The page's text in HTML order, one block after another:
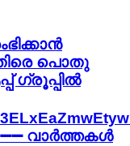
പൊതു
ഗ്രൂപ്പില്‍
വാർത്തകൾ